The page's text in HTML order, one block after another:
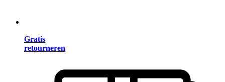
Gratis
retourneren